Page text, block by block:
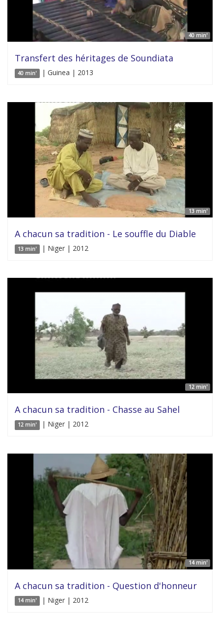
40 min'
Transfert des héritages de Soundiata
40 min' | Guinea | 2013
13 min'
A chacun sa tradition - Le souffle du Diable
13 min' | Niger | 2012
12 min'
A chacun sa tradition - Chasse au Sahel
12 min' | Niger | 2012
14 min'
A chacun sa tradition - Question d'honneur
14 min' | Niger | 2012